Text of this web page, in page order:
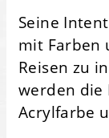
Seine
mit Farben
Reisen zu
werden die
Acrylfarbe